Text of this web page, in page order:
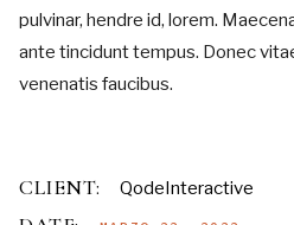
pulvinar, hendre id, lorem.
ante tincidunt tempus. Donec
venenatis faucibus.
CLIENT: QodeInteractive